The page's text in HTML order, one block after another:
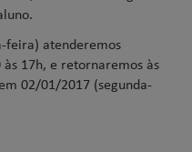
feira) atenderemos
17h, e retornaremos às
02/01/2017 (segunda-